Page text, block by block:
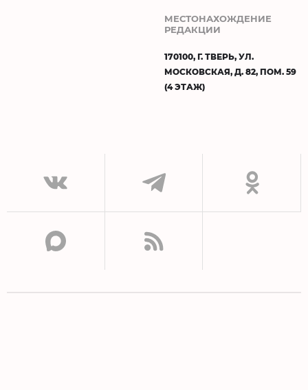
МЕСТОНАХОЖДЕНИЕ
РЕДАКЦИИ
170100, Г. ТВЕРЬ, УЛ.
МОСКОВСКАЯ, Д. 82, ПОМ. 59
(4 ЭТАЖ)